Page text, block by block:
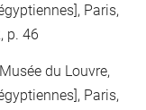
Paris,
p. 46
du Louvre,
Paris,